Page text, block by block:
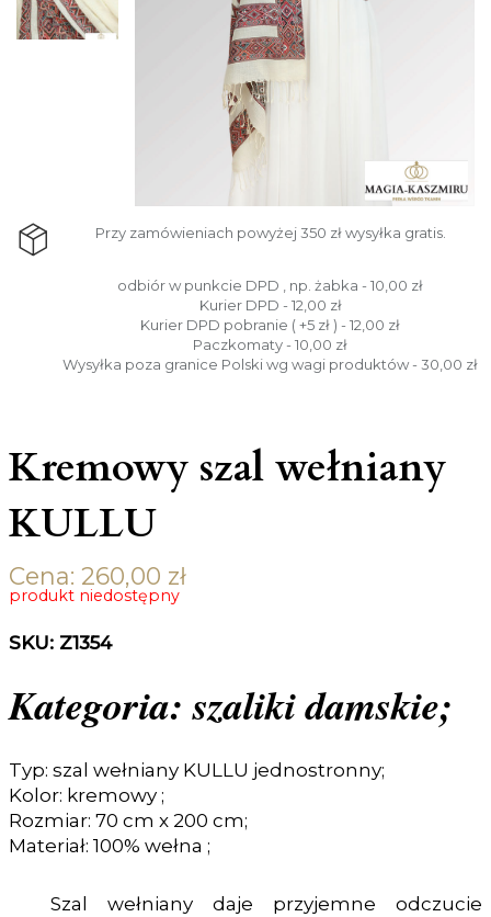
Przy zamówieniach powyżej 350 zł wysyłka gratis.
odbiór w punkcie DPD , np. żabka - 10,00 zł
Kurier DPD - 12,00 zł
Kurier DPD pobranie ( +5 zł ) - 12,00 zł
Paczkomaty - 10,00 zł
Wysyłka poza granice Polski wg wagi produktów - 30,00 zł
Kremowy szal wełniany
KULLU
Cena: 260,00 zł
produkt niedostępny
SKU: Z1354
Kategoria: szaliki damskie;
Typ: szal wełniany KULLU jednostronny;
Kolor: kremowy ;
Rozmiar: 70 cm x 200 cm;
Materiał: 100% wełna ;
Szal wełniany daje przyjemne odczucie